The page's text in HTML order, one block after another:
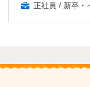
正社員 / 新卒・